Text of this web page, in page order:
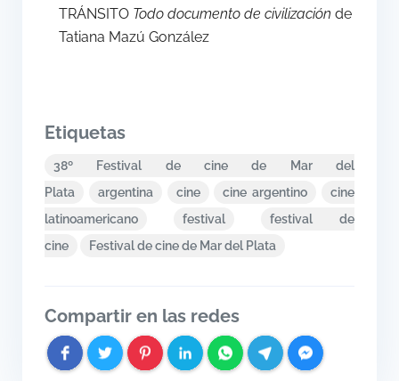
TRÁNSITO Todo documento de civilización de
Tatiana Mazú González
Etiquetas
38º Festival de cine de Mar del
Plata
argentina cine cine argentino
cine
latinoamericano
festival
festival de
cine
Festival de cine de Mar del Plata
Compartir en las redes